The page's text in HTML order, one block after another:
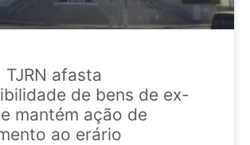
TJRN afasta
de bens de ex-
mantém ação de
ao erário